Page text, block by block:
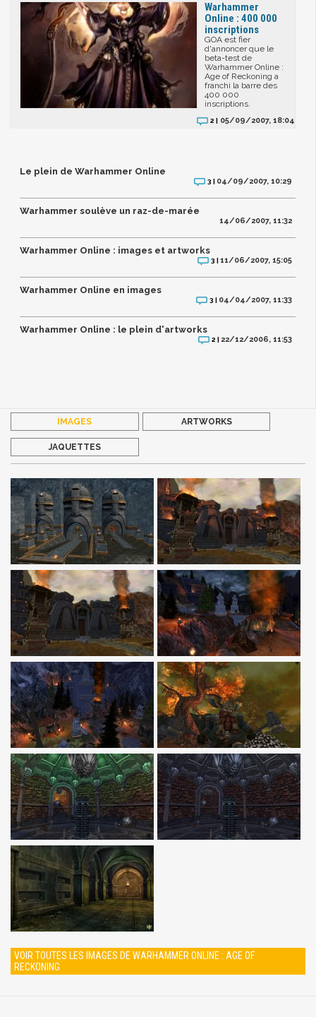
Warhammer
Online : 400 000
inscriptions
GOA est fier
d'annoncer que le
beta-test de
Warhammer Online :
Age of Reckoning a
franchi la barre des
400 000
inscriptions.
2 | 05/09/2007, 18:04
Le plein de Warhammer Online
3 | 04/09/2007, 10:29
Warhammer soulève un raz-de-marée
14/06/2007, 11:32
Warhammer Online : images et artworks
3 |11/06/2007, 15:05
Warhammer Online en images
3 | 04/04/2007, 11:33
Warhammer Online : le plein d'artworks
2 | 22/12/2006, 11:53
IMAGES ARTWORKS
JAQUETTES
VOIR TOUTES LES IMAGES DE WARHAMMER ONLINE : AGE OF
RECKONING